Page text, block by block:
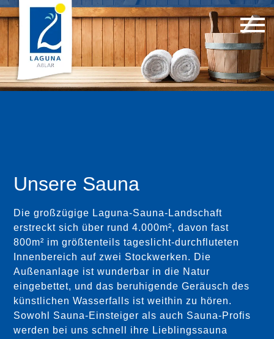
Unsere Sauna
Die großzügige Laguna-Sauna-Landschaft
erstreckt sich über rund 4.000m², davon fast
800m² im größtenteils tageslicht-durchfluteten
Innenbereich auf zwei Stockwerken. Die
Außenanlage ist wunderbar in die Natur
eingebettet, und das beruhigende Geräusch des
künstlichen Wasserfalls ist weithin zu hören.
Sowohl Sauna-Einsteiger als auch Sauna-Profis
werden bei uns schnell ihre Lieblingssauna